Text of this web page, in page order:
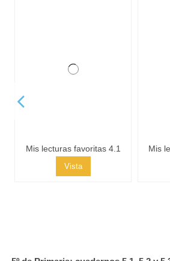
Mis lecturas favoritas 4.1
Vista
Mis